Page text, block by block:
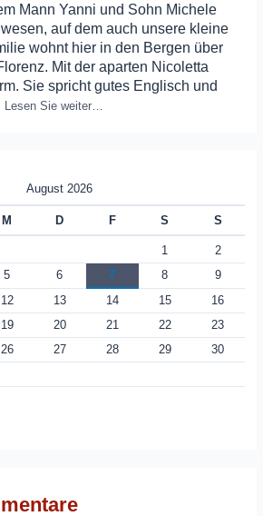
Mann Yanni und Sohn Michele
auf dem auch unsere kleine
wohnt hier in den Bergen über
Mit der aparten Nicoletta
Sie spricht gutes Englisch und
Lesen Sie weiter…
August 2026
M D F S S
1
2
5 6 7 8
9
12 13 14 15
16
19 20 21 22
23
26 27 28 29
30